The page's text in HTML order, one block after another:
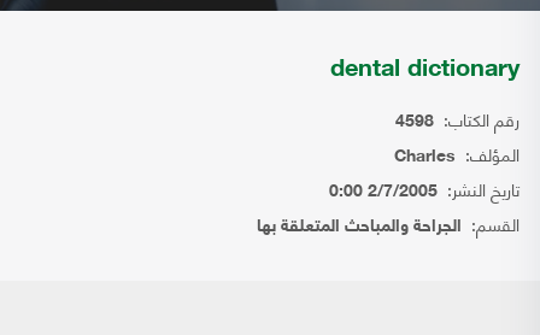
dental dictionary
رقم الكتاب: 4598
المؤلف: Charles
تاريخ النشر: 2/7/2005 0:00
القسم: الجراحة والمباحث المتعلقة بها